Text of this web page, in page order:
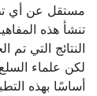
مستقل عن أي
تنشأ هذه
النتائج التي تم
لكن علماء السلع
أساسًا بهذه